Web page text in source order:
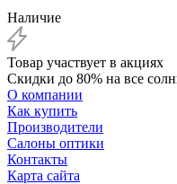
Наличие
Товар участвует в акциях
Скидки до 80% на все
О компании
Как купить
Производители
Салоны оптики
Контакты
Карта сайта